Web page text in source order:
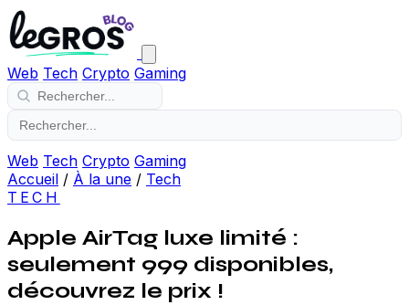
Web Tech Crypto Gaming
Web Tech Crypto Gaming
Accueil / À la une / Tech
TECH
Apple AirTag luxe limité :
seulement 999 disponibles,
découvrez le prix !